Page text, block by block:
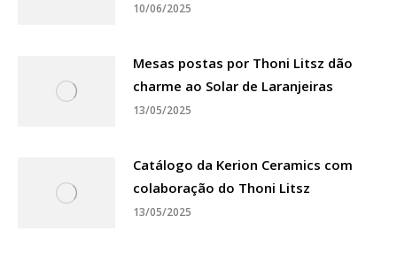
10/06/2025
Mesas postas por Thoni Litsz dão
charme ao Solar de Laranjeiras
13/05/2025
Catálogo da Kerion Ceramics com
colaboração do Thoni Litsz
13/05/2025